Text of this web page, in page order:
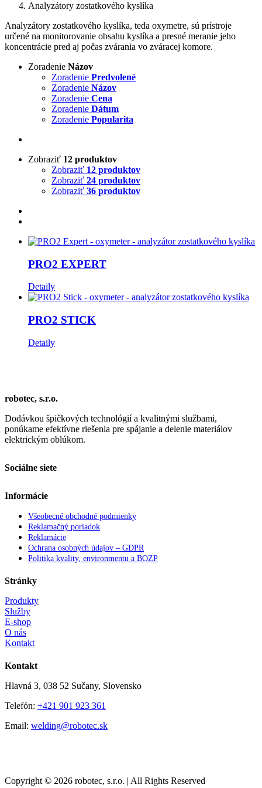
Analyzátory zostatkového kyslíka
Analyzátory zostatkového kyslíka, teda oxymetre, sú prístroje
určené na monitorovanie obsahu kyslíka a presné meranie jeho
koncentrácie pred aj počas zvárania vo zváracej komore.
Zoradenie Názov
Zoradenie Predvolené
Zoradenie Názov
Zoradenie Cena
Zoradenie Dátum
Zoradenie Popularita
Zobraziť 12 produktov
Zobraziť 12 produktov
Zobraziť 24 produktov
Zobraziť 36 produktov
PRO2 EXPERT
Detaily
PRO2 STICK
Detaily
robotec, s.r.o.
Dodávkou špičkových technológií a kvalitnými službami,
ponúkame efektívne riešenia pre spájanie a delenie materiálov
elektrickým oblúkom.
Sociálne siete
Informácie
Všeobecné obchodné podmienky
Reklamačný poriadok
Reklamácie
Ochrana osobných údajov – GDPR
Politika kvality, environmentu a BOZP
Stránky
Produkty
Služby
E-shop
O nás
Kontakt
Kontakt
Hlavná 3, 038 52 Sučany, Slovensko
Telefón: +421 901 923 361
Email: welding@robotec.sk
Copyright © 2026 robotec, s.r.o. | All Rights Reserved